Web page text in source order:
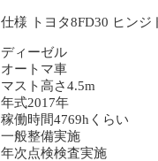
仕様 トヨタ8FD30 ヒンジ
ディーゼル
オートマ車
マスト高さ4.5m
年式2017年
稼働時間4769hくらい
一般整備実施
年次点検検査実施